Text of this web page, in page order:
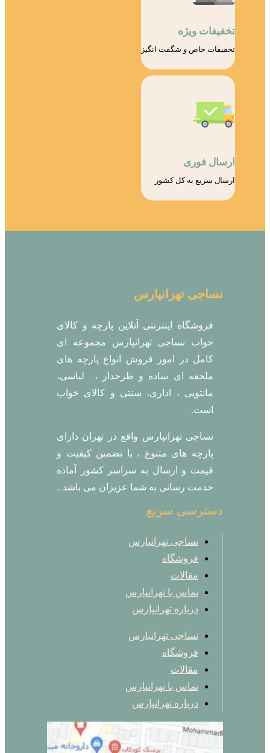
تخفیفات ویژه
تخفیفات خاص و شگفت انگیز
ارسال فوری
ارسال سریع به کل کشور
نساجی تهرانپارس
فروشگاه اینترنتی آنلاین پارچه و کالای
خواب نساجی تهرانپارس مجموعه ای
کامل در امور فروش انواع پارچه های
ملحفه ای ساده و طرحدار ، لباسی،
مانتویی ، اداری، سنتی و کالای خواب
است.
نساجی تهرانپارس واقع در تهران دارای
پارچه های متنوع ، با تضمین کیفیت و
قیمت و ارسال به سراسر کشور آماده
خدمت رسانی به شما عزیزان می باشد .
دسترسی سریع
نساجی تهرانپارس
فروشگاه
مقالات
تماس با تهرانپارس
درباره تهرانپارس
نساجی تهرانپارس
فروشگاه
مقالات
تماس با تهرانپارس
درباره تهرانپارس